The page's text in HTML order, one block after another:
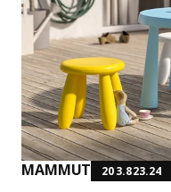
MAMMUT 203.823.24